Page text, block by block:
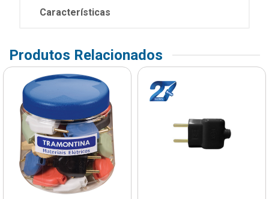
Características
Produtos Relacionados